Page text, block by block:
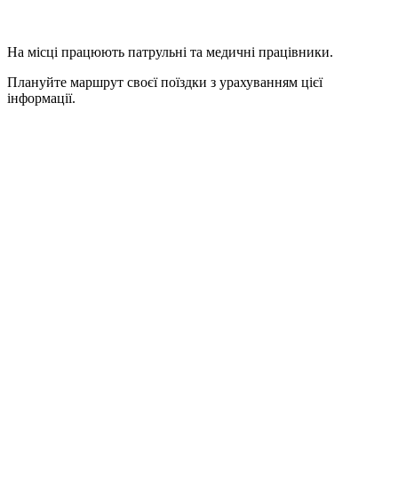
На місці працюють патрульні та медичні працівники.
Плануйте маршрут своєї поїздки з урахуванням цієї
інформації.